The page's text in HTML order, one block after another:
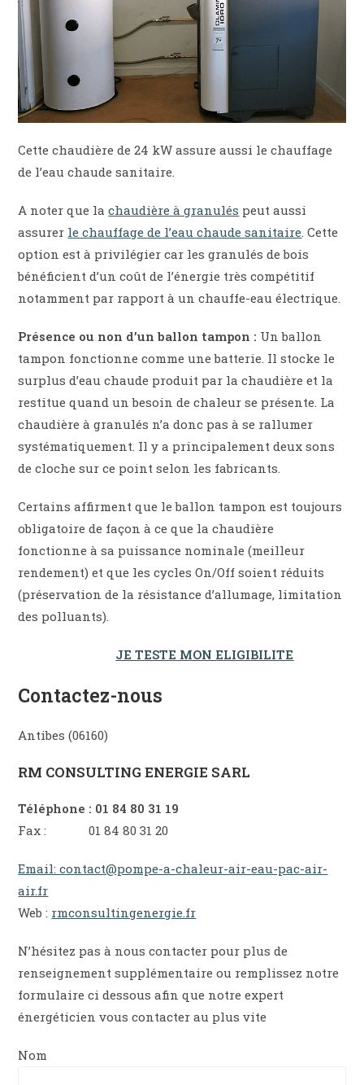
Cette chaudière de 24 kW assure aussi le chauffage
de l’eau chaude sanitaire.
A noter que lachaudière à granulés peut aussi
assurer le chauffage de l’eau chaude sanitaire. Cette
option est à privilégier car les granulés de bois
bénéficient d’un coût de l’énergie très compétitif
notamment par rapport à un chauffe-eau électrique.
Présence ou non d’un ballon tampon : Un ballon
tampon fonctionne comme une batterie. Il stocke le
surplus d’eau chaude produit par la chaudière et la
restitue quand un besoin de chaleur se présente. La
chaudière à granulés n’a donc pas à se rallumer
systématiquement. Il y a principalement deux sons
de cloche sur ce point selon les fabricants.
Certains affirment que le ballon tampon est toujours
obligatoire de façon à ce que la chaudière
fonctionne à sa puissance nominale (meilleur
rendement) et que les cycles On/Off soient réduits
(préservation de la résistance d’allumage, limitation
des polluants).
JE TESTE MON ELIGIBILITE
Contactez-nous
Antibes (06160)
RM CONSULTING ENERGIE SARL
Téléphone : 01 84 80 31 19
Fax : 01 84 80 31 20
Email: contact@pompe-a-chaleur-air-eau-pac-air-
air.fr
Web : rmconsultingenergie.fr
N’hésitez pas à nous contacter pour plus de
renseignement supplémentaire ou remplissez notre
formulaire ci dessous afin que notre expert
énergéticien vous contacter au plus vite
Nom